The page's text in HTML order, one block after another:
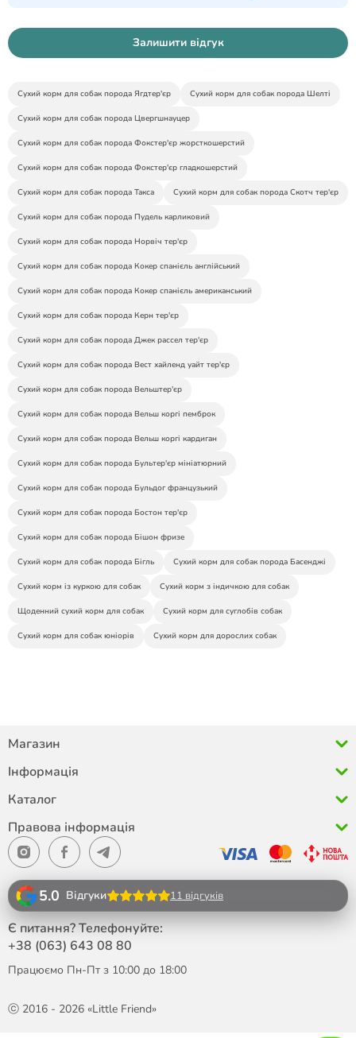
Залишити відгук
Сухий корм для собак порода Ягдтер'єр Сухий корм для собак порода Шелті
Сухий корм для собак порода Цвергшнауцер
Сухий корм для собак порода Фокстер'єр жорсткошерстий
Сухий корм для собак порода Фокстер'єр гладкошерстий
Сухий корм для собак порода Такса Сухий корм для собак порода Скотч тер'єр
Сухий корм для собак порода Пудель карликовий
Сухий корм для собак порода Норвіч тер'єр
Сухий корм для собак порода Кокер спанієль англійський
Сухий корм для собак порода Кокер спанієль американський
Сухий корм для собак порода Керн тер'єр
Сухий корм для собак порода Джек рассел тер'єр
Сухий корм для собак порода Вест хайленд уайт тер'єр
Сухий корм для собак порода Вельштер'єр
Сухий корм для собак порода Вельш коргі пемброк
Сухий корм для собак порода Вельш коргі кардиган
Сухий корм для собак порода Бультер'єр мініатюрний
Сухий корм для собак порода Бульдог французький
Сухий корм для собак порода Бостон тер'єр
Сухий корм для собак порода Бішон фризе
Сухий корм для собак порода Бігль Сухий корм для собак порода Басенджі
Сухий корм із куркою для собак Сухий корм з індичкою для собак
Щоденний сухий корм для собак Сухий корм для суглобів собак
Сухий корм для собак юніорів Сухий корм для дорослих собак
Магазин
Інформація
Каталог
Правова інформація
ⓒ 2016 - 2026 «Little Friend»
5.0 Відгуки 11 відгуків
Є питання? Телефонуйте:
+38 (063) 643 08 80
Працюємо Пн-Пт з 10:00 до 18:00